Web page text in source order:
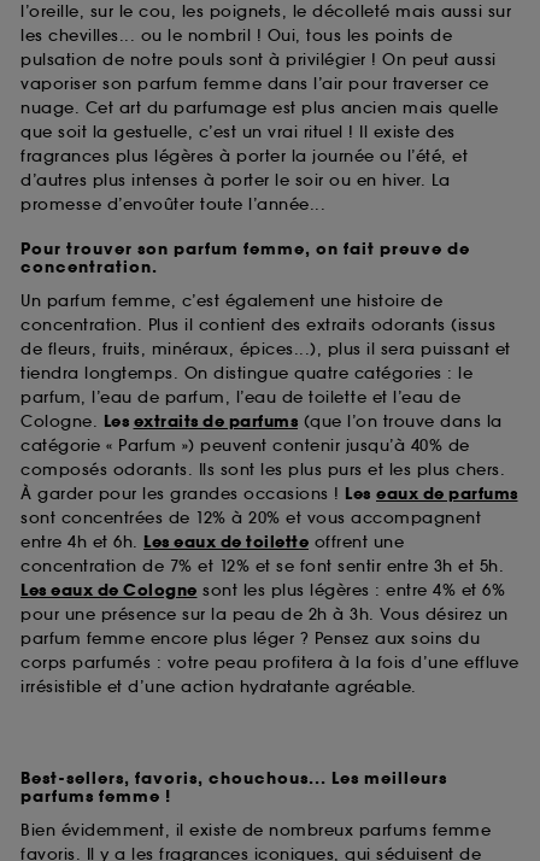
l’oreille, sur le cou, les poignets, le décolleté mais aussi sur
les chevilles... ou le nombril ! Oui, tous les points de
pulsation de notre pouls sont à privilégier ! On peut aussi
vaporiser son parfum femme dans l’air pour traverser ce
nuage. Cet art du parfumage est plus ancien mais quelle
que soit la gestuelle, c’est un vrai rituel ! Il existe des
fragrances plus légères à porter la journée ou l’été, et
d’autres plus intenses à porter le soir ou en hiver. La
promesse d’envoûter toute l’année...
Pour trouver son parfum femme, on fait preuve de
concentration.
Un parfum femme, c’est également une histoire de
concentration. Plus il contient des extraits odorants (issus
de fleurs, fruits, minéraux, épices...), plus il sera puissant et
tiendra longtemps. On distingue quatre catégories : le
parfum, l’eau de parfum, l’eau de toilette et l’eau de
Cologne. Les extraits de parfums (que l’on trouve dans la
catégorie « Parfum ») peuvent contenir jusqu’à 40% de
composés odorants. Ils sont les plus purs et les plus chers.
À garder pour les grandes occasions ! Les eaux de parfums
sont concentrées de 12% à 20% et vous accompagnent
entre 4h et 6h. Les eaux de toilette offrent une
concentration de 7% et 12% et se font sentir entre 3h et 5h.
Les eaux de Cologne sont les plus légères : entre 4% et 6%
pour une présence sur la peau de 2h à 3h. Vous désirez un
parfum femme encore plus léger ? Pensez aux soins du
corps parfumés : votre peau profitera à la fois d’une effluve
irrésistible et d’une action hydratante agréable.
Best-sellers, favoris, chouchous... Les meilleurs
parfums femme !
Bien évidemment, il existe de nombreux parfums femme
favoris. Il y a les fragrances iconiques, qui séduisent de